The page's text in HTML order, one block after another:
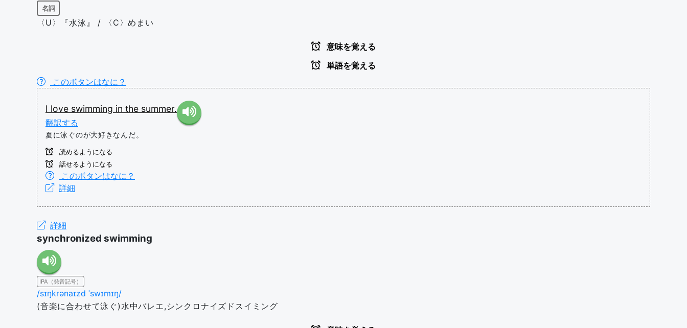
名詞
〈U〉『水泳』 / 〈C〉めまい
意味を覚える
単語を覚える
このボタンはなに？
I love swimming in the summer.
翻訳する
夏に泳ぐのが大好きなんだ。
読めるようになる
話せるようになる
このボタンはなに？
詳細
詳細
synchronized swimming
IPA（発音記号）
/sɪŋkrənaɪzd ˈswɪmɪŋ/
(音楽に合わせて泳ぐ)水中バレエ,シンクロナイズドスイミング